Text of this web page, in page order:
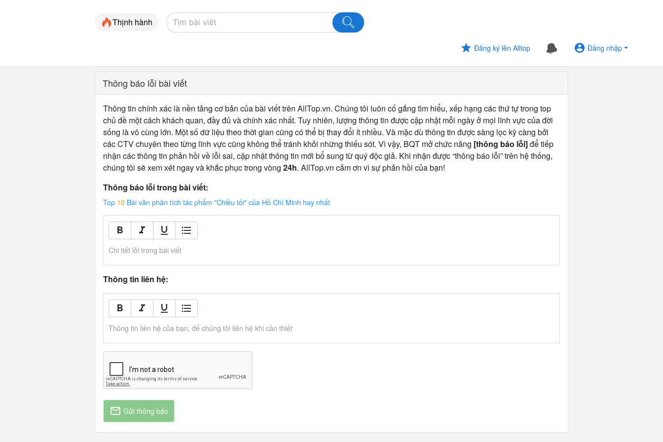
Thịnh hành
Đăng ký lên Alltop Đăng nhập
Thông báo lỗi bài viết
Thông tin chính xác là nền tảng cơ bản của bài viết trên AllTop.vn. Chúng tôi luôn cố gắng tìm hiểu, xếp hạng các thứ tự trong top
chủ đề một cách khách quan, đầy đủ và chính xác nhất. Tuy nhiên, lượng thông tin được cập nhật mỗi ngày ở mọi lĩnh vực của đời
sống là vô cùng lớn. Một số dữ liệu theo thời gian cũng có thể bị thay đổi ít nhiều. Và mặc dù thông tin được sàng lọc kỹ càng bởi
các CTV chuyên theo từng lĩnh vực cũng không thể tránh khỏi những thiếu sót. Vì vậy, BQT mở chức năng [thông báo lỗi]để tiếp
nhận các thông tin phản hồi về lỗi sai, cập nhật thông tin mới bổ sung từ quý độc giả. Khi nhận được “thông báo lỗi” trên hệ thống,
chúng tôi sẽ xem xét ngay và khắc phục trong vòng 24h. AllTop.vn cảm ơn vì sự phản hồi của bạn!
Thông báo lỗi trong bài viết:
Top 10 Bài văn phân tích tác phẩm "Chiều tối" của Hồ Chí Minh hay nhất
Chi tiết lỗi trong bài viết
Thông tin liên hệ:
Thông tin liên hệ của bạn, để chúng tôi liên hệ khi cần thiết
Gửi thông báo